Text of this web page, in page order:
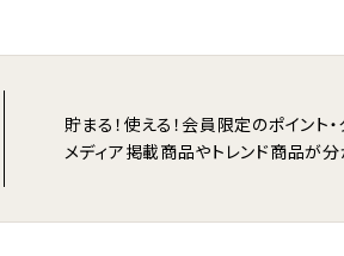
貯まる！使える！会員限定のポイント
メディア掲載商品やトレンド商品が